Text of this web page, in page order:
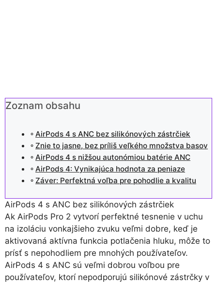
Zoznam obsahu
AirPods 4 s ANC bez silikónových zástrčiek
Znie to jasne, bez príliš veľkého množstva basov
AirPods 4 s nižšou autonómiou batérie ANC
AirPods 4: Vynikajúca hodnota za peniaze
Záver: Perfektná voľba pre pohodlie a kvalitu
AirPods 4 s ANC bez silikónových zástrčiek
Ak AirPods Pro 2 vytvorí perfektné tesnenie v uchu
na izoláciu vonkajšieho zvuku veľmi dobre, keď je
aktivovaná aktívna funkcia potlačenia hluku, môže to
prísť s nepohodliem pre mnohých používateľov.
AirPods 4 s ANC sú veľmi dobrou voľbou pre
používateľov, ktorí nepodporujú silikónové zástrčky v